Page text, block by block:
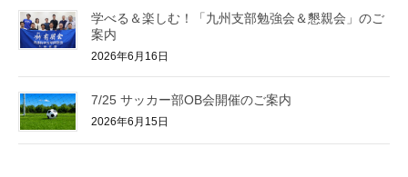
学べる＆楽しむ！「九州支部勉強会＆懇親会」のご
案内
2026年6月16日
7/25 サッカー部OB会開催のご案内
2026年6月15日